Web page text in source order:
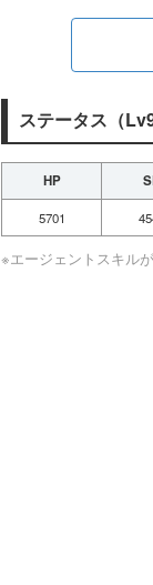
ステータス（
HP
5701
※エージェントスキル